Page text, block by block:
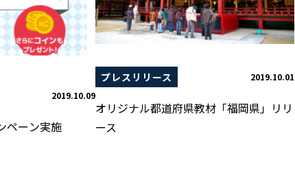
2019.10.09
ペーン実施
プレスリリース 2019.10.01
オリジナル都道府県教材「福岡県」リリ
ース